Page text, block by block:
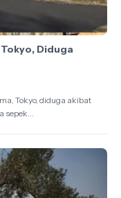
Diduga
Tokyo, diduga akibat
sepek...